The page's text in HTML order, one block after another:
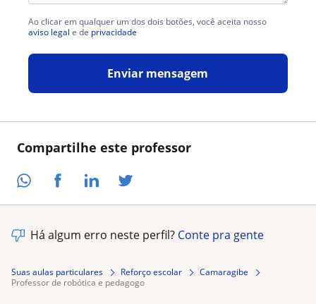
Compartilhe este professor
Ao clicar em qualquer um dos dois botões, você aceita nosso
aviso legal e de privacidade
Enviar mensagem
Há algum erro neste perfil? Conte pra gente
Suas aulas particulares Reforço escolar
Camaragibe
professor de robótica e pedagogo